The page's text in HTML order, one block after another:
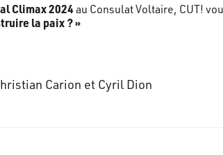
Climax 2024au Consulat Voltaire, CUT!
la paix ? »
Carion et Cyril Dion